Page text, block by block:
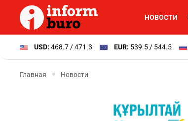
НОВОСТИ
USD: 468.7 / 471.3 EUR: 539.5 / 544.5
Главная Новости